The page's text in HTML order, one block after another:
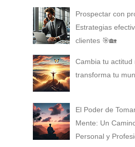
Prospectar con
Estrategias
clientes 🎯🏡
Cambia tu actitud
transforma tu
El Poder de
Mente: Un
Personal y